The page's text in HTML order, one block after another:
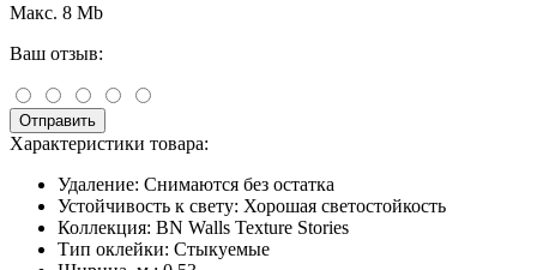
Макс. 8 Mb
Ваш отзыв:
Отправить
Характеристики товара:
Удаление: Снимаются без остатка
Устойчивость к свету: Хорошая светостойкость
Коллекция: BN Walls Texture Stories
Тип оклейки: Стыкуемые